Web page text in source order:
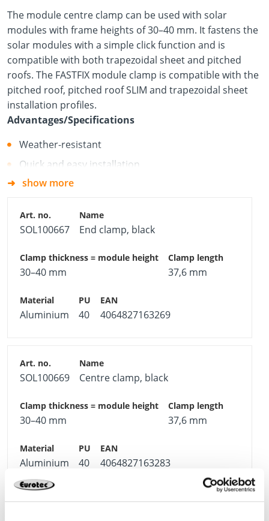
The module centre clamp can be used with solar
modules with frame heights of 30–40 mm. It fastens the
solar modules with a simple click function and is
compatible with both trapezoidal sheet and pitched
roofs. The FASTFIX module clamp is compatible with the
pitched roof, pitched roof SLIM and trapezoidal sheet
installation profiles.
Advantages/Specifications
Weather-resistant
Quick and easy installation
show more
SOL100667 End clamp, black
30–40 mm 37,6 mm
Aluminium 40 4064827163269
SOL100669 Centre clamp, black
30–40 mm 37,6 mm
Aluminium 40 4064827163283